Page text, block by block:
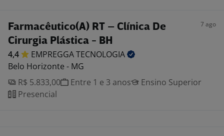
Farmacêutico(A) RT – Clínica De
Cirurgia Plástica - BH
7 ago
4,4 EMPREGGATECNOLOGIA
Belo Horizonte - MG
R$ 5.833,00
Entre 1 e 3 anos
Ensino Superior
Presencial